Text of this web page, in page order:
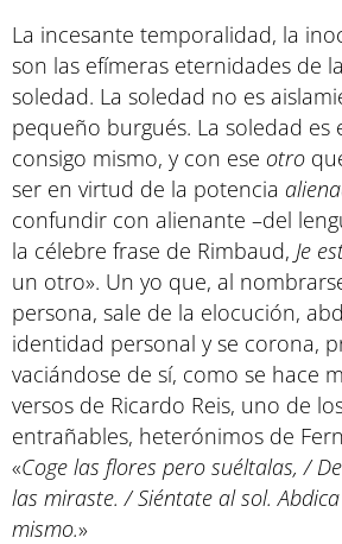
La incesante temporalidad, la
son las efímeras eternidades de
soledad. La soledad no es
pequeño burgués. La soledad es
consigo mismo, y con ese otro
ser en virtud de la potencia
confundir con alienante –del
la célebre frase de Rimbaud, Je
un otro». Un yo que, al
persona, sale de la elocución,
identidad personal y se corona,
vaciándose de sí, como se hace
versos de Ricardo Reis, uno de
entrañables, heterónimos de
«Coge las flores pero suéltalas, /
las miraste. / Siéntate al sol.
mismo.»